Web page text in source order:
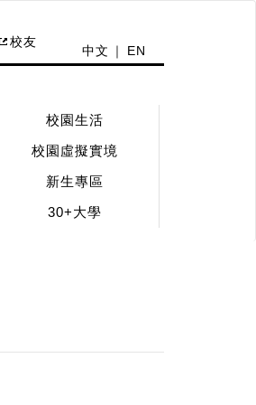
校友
中文 EN
校園生活
校園虛擬實境
新生專區
30+大學